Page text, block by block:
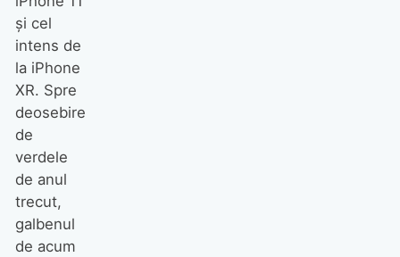
şi cel
intens de
la iPhone
XR. Spre
deosebire
de
verdele
de anul
trecut,
galbenul
de acum